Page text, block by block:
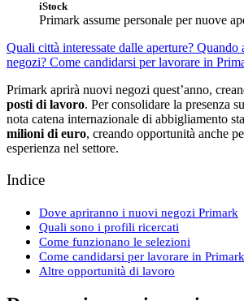
iStock
Primark assume personale per nuove
Quali città interessate dalle aperture? Quando
negozi? Come candidarsi per lavorare in
Primark aprirà nuovi negozi quest’anno,
posti di lavoro. Per consolidare la presenza
nota catena internazionale di abbigliamento
milioni di euro, creando opportunità anche
esperienza nel settore.
Indice
Dove apriranno i nuovi negozi Primark
Quali sono i profili ricercati
Come funzionano le selezioni
Come candidarsi per lavorare in Primark
Altre opportunità di lavoro